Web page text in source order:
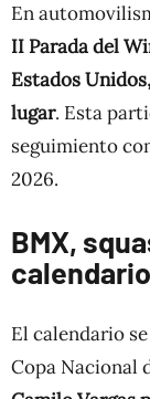
En
II Parada del
Estados
lugar. Esta
seguimiento
2026.
BMX,
calendario
El calendario
Copa Nacional